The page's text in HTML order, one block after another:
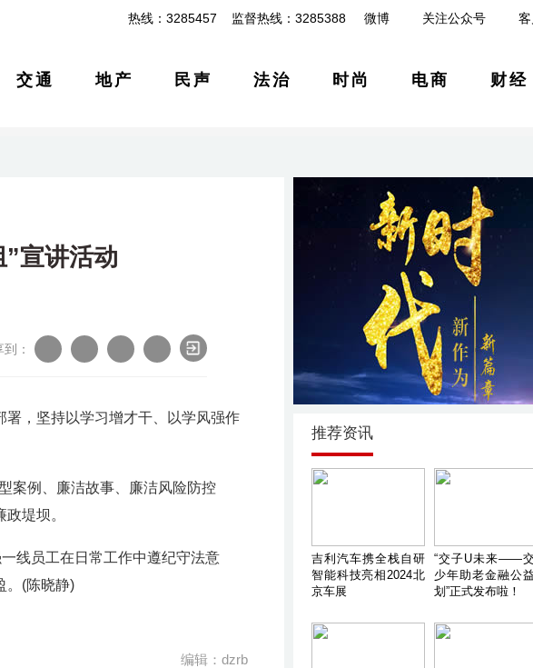
热线：3285457 监督热线：3285388 微博 关注公众号
交通 地产 民声 法治 时尚 电商 财经
宣讲活动
：
，坚持以学习增才干、以学风强作
例、廉洁故事、廉洁风险防控
堤坝。
线员工在日常工作中遵纪守法意
。(陈晓静)
编辑：dzrb
推荐资讯
吉利汽车携全栈自研
智能科技亮相2024北
京车展
“交子U未来——
少年助老金融公
划”正式发布啦！